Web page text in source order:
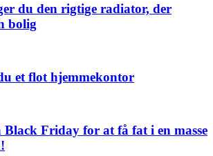
du den rigtige radiator, der
bolig
et flot hjemmekontor
Friday for at få fat i en masse